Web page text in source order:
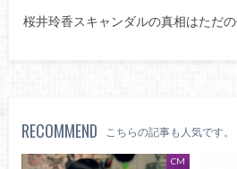
桜井玲香スキャンダルの真相はただ
RECOMMEND こちらの記事も人気です。
CM